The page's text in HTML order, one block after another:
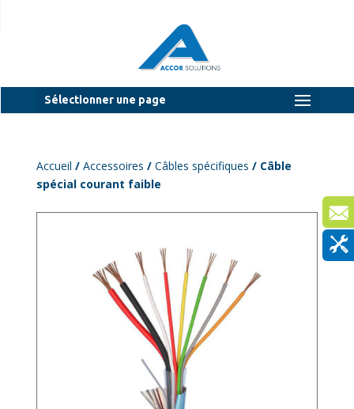
Sélectionner une page
Accueil / Accessoires / Câbles spécifiques / Câble
spécial courant faible